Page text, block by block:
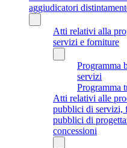
aggiudicatori
Atti relativi alla
servizi e forniture
Programma
servizi
Programma
Atti relativi alle
pubblici di servizi,
pubblici di
concessioni